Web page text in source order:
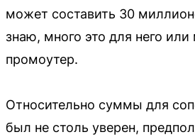
может составить 30
знаю, много это для него
промоутер.
Относительно суммы для
был не столь уверен,